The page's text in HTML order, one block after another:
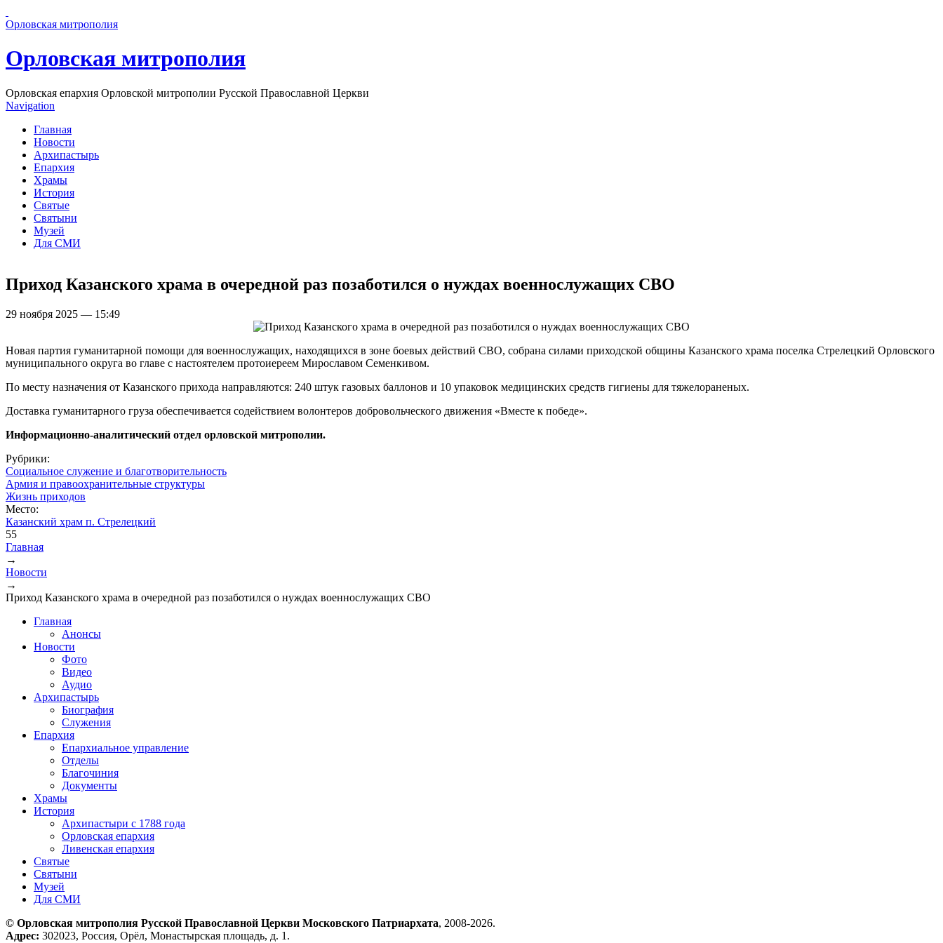
Орловская митрополия
Орловская митрополия
Орловская епархия Орловской митрополии Русской Православной Церкви
Navigation
Главная
Новости
Архипастырь
Епархия
Храмы
История
Святые
Святыни
Музей
Для СМИ
Приход Казанского храма в очередной раз позаботился о нуждах военнослужащих СВО
29 ноября 2025 — 15:49
Новая партия гуманитарной помощи для военнослужащих, находящихся в зоне боевых действий СВО, собрана силами приходской общины Казанского храма поселка Стрелецкий Орловского
муниципального округа во главе с настоятелем протоиереем Мирославом Семенкивом.
По месту назначения от Казанского прихода направляются: 240 штук газовых баллонов и 10 упаковок медицинских средств гигиены для тяжелораненых.
Доставка гуманитарного груза обеспечивается содействием волонтеров добровольческого движения «Вместе к победе».
Информационно-аналитический отдел орловской митрополии.
Рубрики:
Социальное служение и благотворительность
Армия и правоохранительные структуры
Жизнь приходов
Место:
Казанский храм п. Стрелецкий
55
Вы здесь
Главная
→
Новости
→
Приход Казанского храма в очередной раз позаботился о нуждах военнослужащих СВО
Главная
Анонсы
Новости
Фото
Видео
Аудио
Архипастырь
Биография
Служения
Епархия
Епархиальное управление
Отделы
Благочиния
Документы
Храмы
История
Архипастыри с 1788 года
Орловская епархия
Ливенская епархия
Святые
Святыни
Музей
Для СМИ
© Орловская митрополия Русской Православной Церкви Московского Патриархата, 2008-2026.
Адрес: 302023, Россия, Орёл, Монастырская площадь, д. 1.